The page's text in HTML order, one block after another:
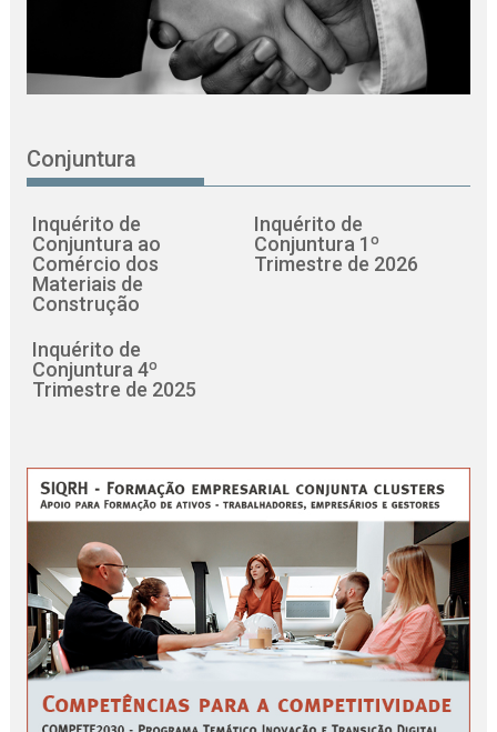
Conjuntura
Inquérito de
Conjuntura ao
Comércio dos
Materiais de
Construção
Inquérito de
Conjuntura 1º
Trimestre de 2026
Inquérito de
Conjuntura 4º
Trimestre de 2025